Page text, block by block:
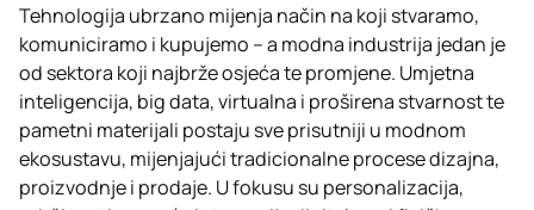
Tehnologija ubrzano mijenja način na koji stvaramo,
komuniciramo i kupujemo – a modna industrija jedan je
od sektora koji najbrže osjeća te promjene. Umjetna
inteligencija, big data, virtualna i proširena stvarnost te
pametni materijali postaju sve prisutniji u modnom
ekosustavu, mijenjajući tradicionalne procese dizajna,
proizvodnje i prodaje. U fokusu su personalizacija,